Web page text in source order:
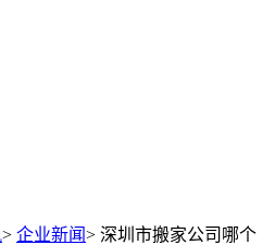
> 企业新闻> 深圳市搬家公司哪个